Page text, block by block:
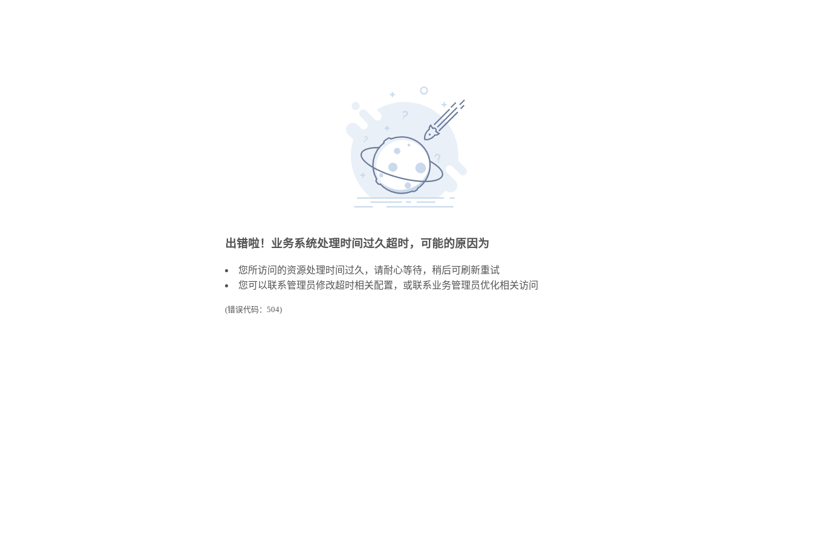
出错啦！业务系统处理时间过久超时，可能的原因为
您所访问的资源处理时间过久，请耐心等待，稍后可刷新重试
您可以联系管理员修改超时相关配置，或联系业务管理员优化相关访问
(错误代码：504)